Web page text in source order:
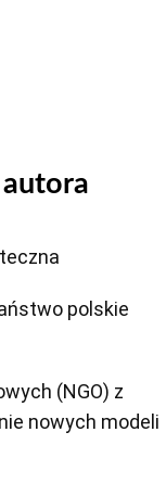
polskie
(NGO) z
nowych modeli